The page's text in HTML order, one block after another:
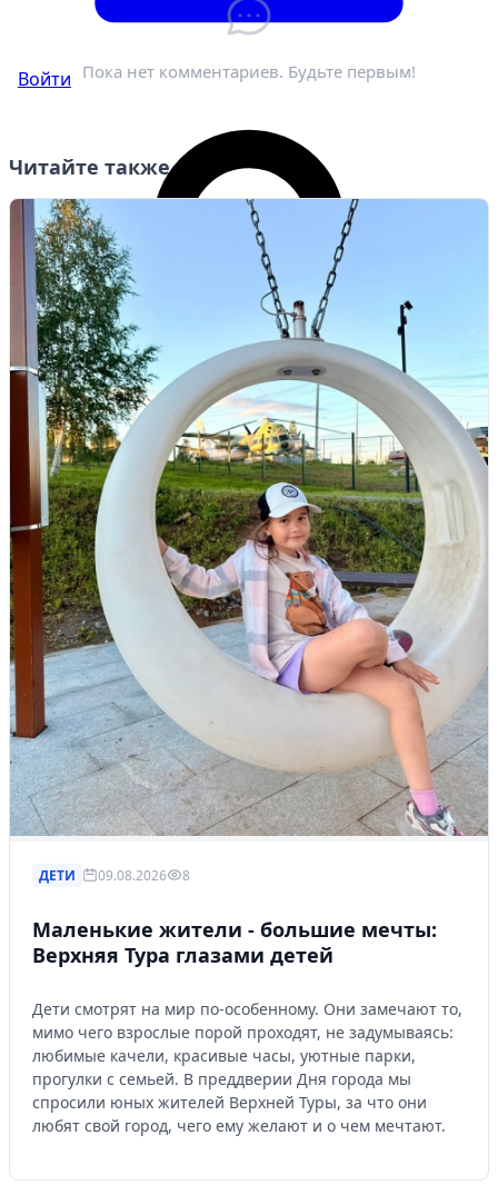
Войти
Личный кабинет
Управляйте объявлениями, отслеживайте
публикации и получайте сообщения
Войти или зарегистрироваться
Электронная почта*
Пока нет комментариев. Будьте первым!
Читайте также
ДЕТИ 09.08.2026 8
Маленькие жители - большие мечты:
Верхняя Тура глазами детей
Дети смотрят на мир по-особенному. Они замечают то,
мимо чего взрослые порой проходят, не задумываясь:
любимые качели, красивые часы, уютные парки,
прогулки с семьей. В преддверии Дня города мы
спросили юных жителей Верхней Туры, за что они
любят свой город, чего ему желают и о чем мечтают.